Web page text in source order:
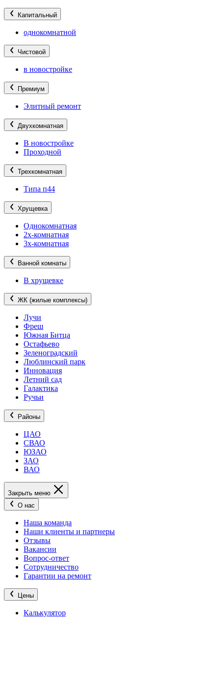
Капитальный
однокомнатной
Чистовой
в новостройке
Премиум
Элитный ремонт
Двухкомнатная
В новостройке
Проходной
Трехкомнатная
Типа п44
Хрущевка
Однокомнатная
2х-комнатная
3х-комнатная
Ванной комнаты
В хрущевке
ЖК (жилые комплексы)
Лучи
Фреш
Южная Битца
Остафьево
Зеленоградский
Люблинский парк
Инновация
Летний сад
Галактика
Ручьи
Районы
ЦАО
СВАО
ЮЗАО
ЗАО
ВАО
Закрыть меню
О нас
Наша команда
Наши клиенты и партнеры
Отзывы
Вакансии
Вопрос-ответ
Сотрудничество
Гарантии на ремонт
Цены
Калькулятор